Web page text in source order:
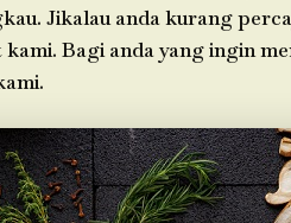
Jikalau anda kurang
Bagi anda yang ingin